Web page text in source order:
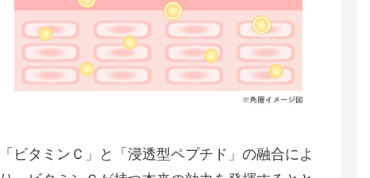
「ビタミンＣ」と「浸透型ペプチド」の融合によ